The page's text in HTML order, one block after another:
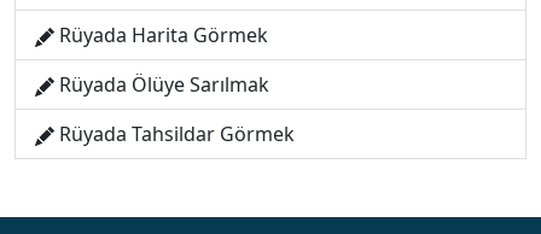
Rüyada Harita Görmek
Rüyada Ölüye Sarılmak
Rüyada Tahsildar Görmek